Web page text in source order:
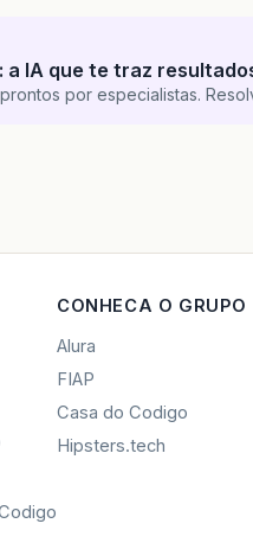
a IA que te traz
por especialistas.
CONHECA O GRUPO
Alura
FIAP
Casa do Codigo
Hipsters.tech